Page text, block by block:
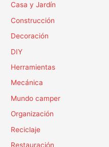
Casa y Jardín
Construcción
Decoración
DIY
Herramientas
Mecánica
Mundo camper
Organización
Reciclaje
Restauración